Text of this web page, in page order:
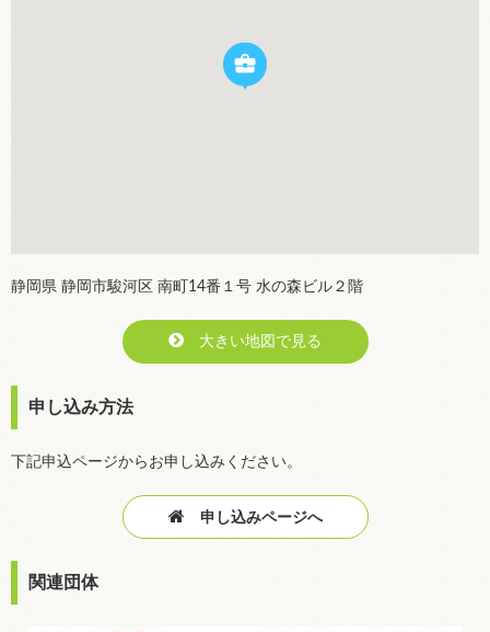
静岡県 静岡市駿河区 南町14番１号 水の森ビル２階
大きい地図で見る
申し込み方法
下記申込ページからお申し込みください。
申し込みページへ
関連団体